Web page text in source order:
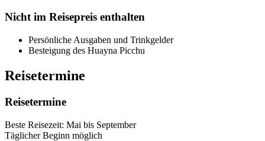
Nicht im Reisepreis enthalten
Persönliche Ausgaben und Trinkgelder
Besteigung des Huayna Picchu
Reisetermine
Reisetermine
Beste Reisezeit: Mai bis September
Täglicher Beginn möglich